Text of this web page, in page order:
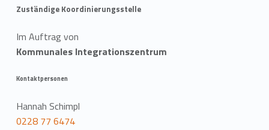
Zuständige Koordinierungsstelle
Im Auftrag von
Kommunales Integrationszentrum
Kontaktpersonen
Hannah Schimpl
0228 77 6474